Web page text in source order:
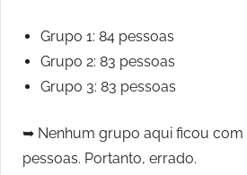
Grupo 1: 84 pessoas
Grupo 2: 83 pessoas
Grupo 3: 83 pessoas
➥ Nenhum grupo aqui ficou com
pessoas. Portanto, errado.